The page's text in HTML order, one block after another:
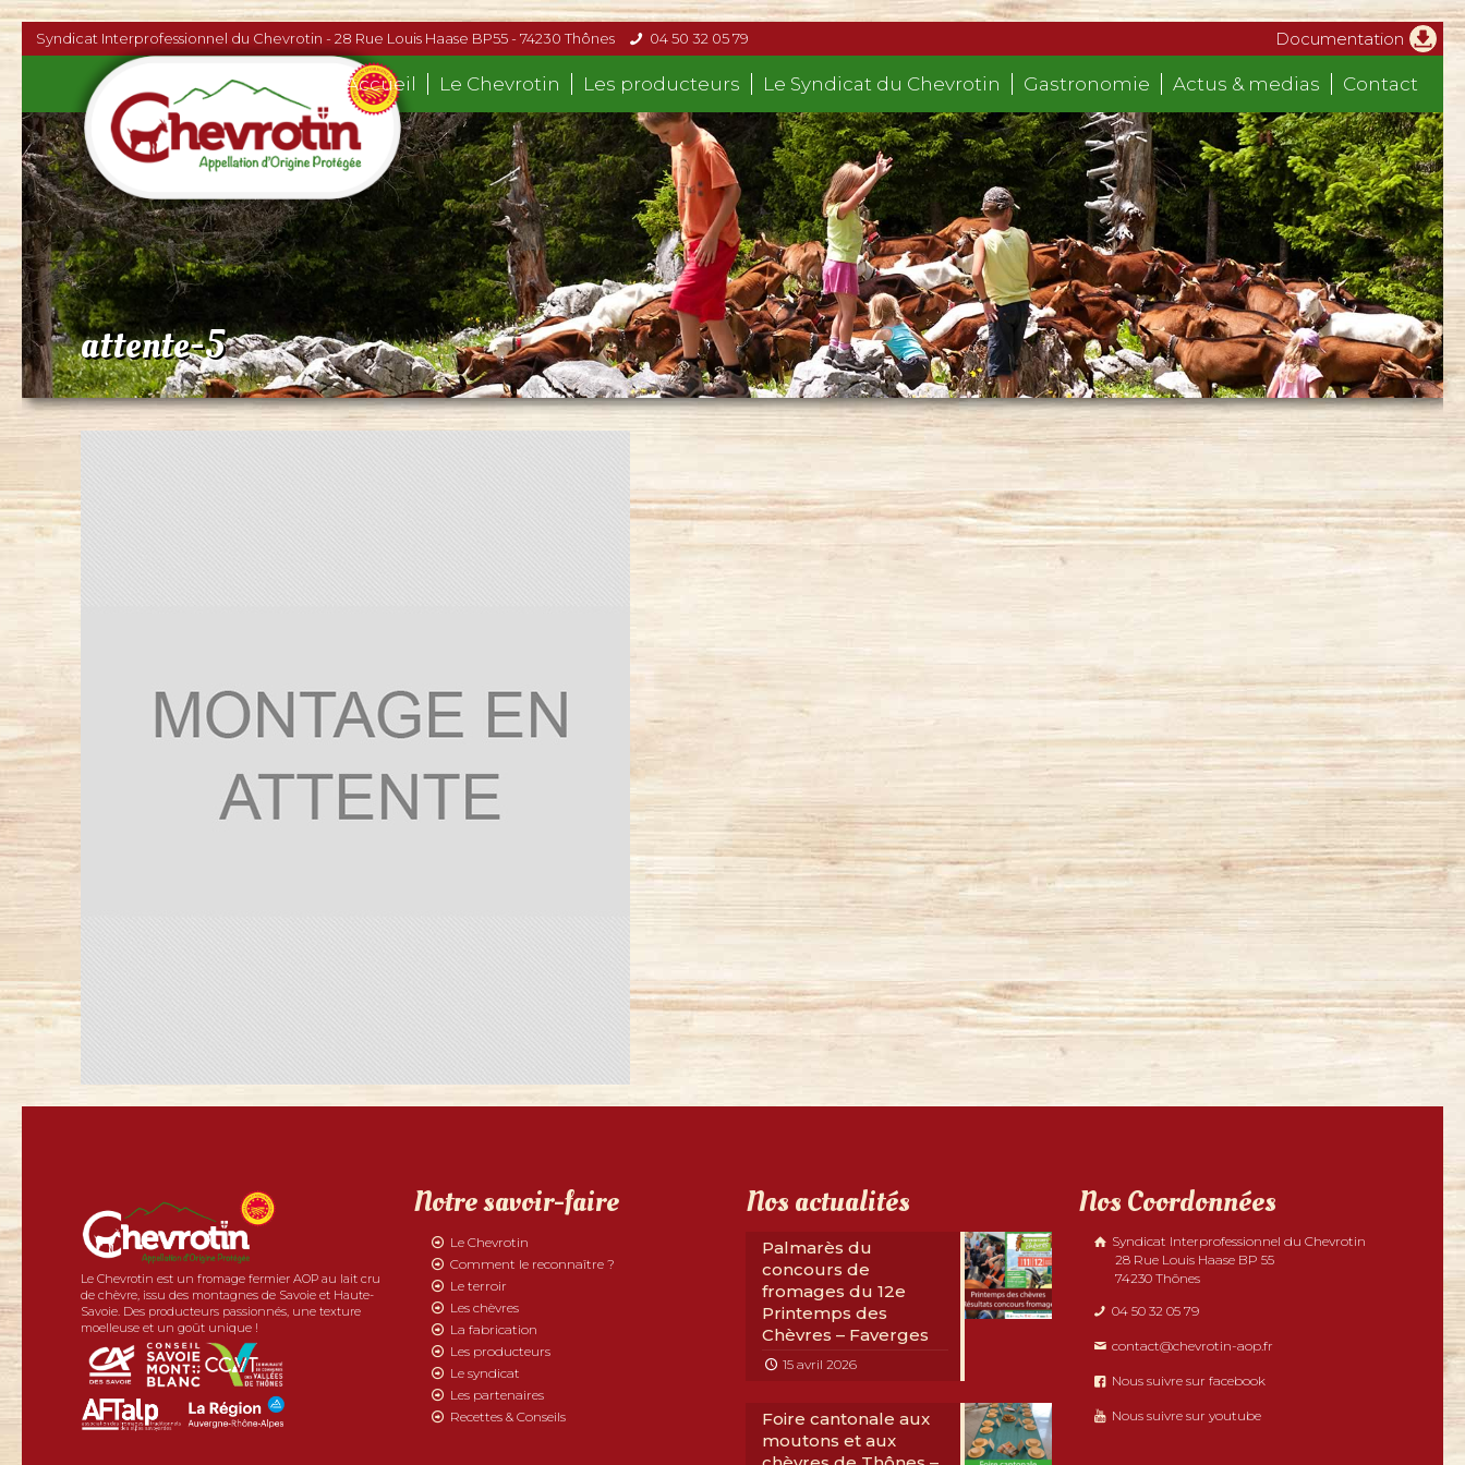
Syndicat Interprofessionnel du Chevrotin - 28 Rue Louis Haase BP55 - 74230 Thônes 04 50 32 05 79 Documentation
Accueil Le Chevrotin Les producteurs Le Syndicat du Chevrotin Gastronomie Actus & medias Contact
attente-5
Le Chevrotin est un fromage fermier AOP au lait cru
de chèvre, issu des montagnes de Savoie et Haute-
Savoie. Des producteurs passionnés, une texture
moelleuse et un goût unique !
Notre savoir-faire
Le Chevrotin
Comment le reconnaître ?
Le terroir
Les chèvres
La fabrication
Les producteurs
Le syndicat
Les partenaires
Recettes & Conseils
Nos actualités
Palmarès du
concours de
fromages du 12e
Printemps des
Chèvres – Faverges
15 avril 2026
Foire cantonale aux
moutons et aux
Nos Coordonnées
Syndicat Interprofessionnel du Chevrotin
28 Rue Louis Haase BP 55
74230 Thônes
04 50 32 05 79
contact@chevrotin-aop.fr
Nous suivre sur facebook
Nous suivre sur youtube